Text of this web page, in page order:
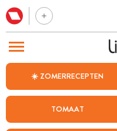
☀️ ZOMERRECEPTEN
TOMAAT
BEZOEK ONZE ANDERE WEBSITES
WEEKMENU